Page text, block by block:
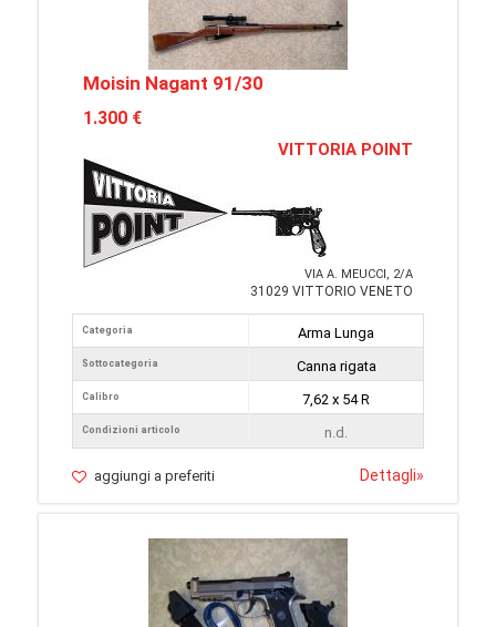
Moisin Nagant 91/30
1.300 €
VITTORIA POINT
VIA A. MEUCCI, 2/A
31029 VITTORIO VENETO
Categoria
Sottocategoria
Calibro
Condizioni articolo
Arma Lunga
Canna rigata
7,62 x 54 R
n.d.
aggiungi a preferiti Dettagli»